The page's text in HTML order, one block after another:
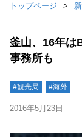
トップページ
釜山、16年は
事務所も
#観光局 #海外
2016年5月23日